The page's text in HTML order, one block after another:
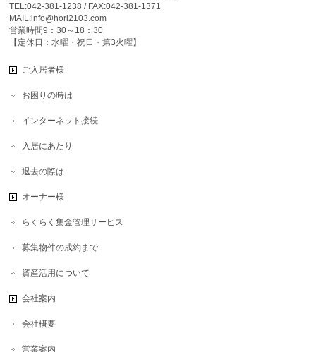
TEL:042-381-1238 / FAX:042-381-1371
MAIL:info@hori2103.com
営業時間9：30～18：30
【定休日：水曜・祝日・第3火曜】
ご入居者様
お困りの時は
インターネット接続
入居にあたり
退去の際は
オーナー様
らくらく集金管理サービス
募集物件の成約まで
資産活用について
会社案内
会社概要
営業案内